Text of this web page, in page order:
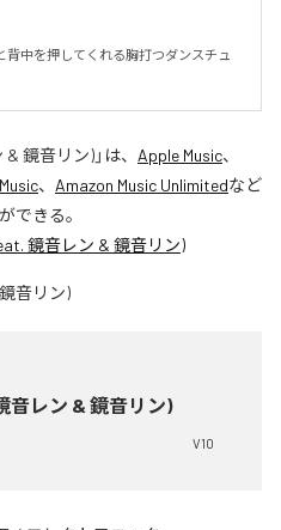
中を押してくれる胸打つダンスチュ
& 鏡音リン)」は、 Apple Music、
、 Amazon Music Unlimitedなど
できる。
鏡音レン & 鏡音リン)
音レン & 鏡音リン)
V10